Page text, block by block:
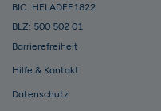
BIC: HELADEF1822
BLZ: 500 502 01
Barrierefreiheit
Hilfe & Kontakt
Datenschutz